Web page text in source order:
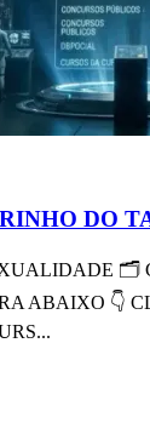
DO
🗂
ABAIXO 👇